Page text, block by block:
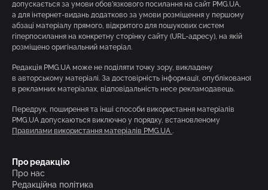
допускається за умови обов’язкового посилання на сайт PMG.UA,
а для інтернет-видань додатково за умови розміщення у першому
абзаці матеріалу прямого, відкритого для пошукових систем
гіперпосилання на конкретну сторінку сайту (URL-адресу), на якій
розміщено оригінальний матеріал.
Редакція PMG.UA може не поділяти точку зору, викладену
в авторському матеріалі. За достовірність інформації, опублікованої
в рекламних матеріалах, відповідальність несе рекламодавець.
Передрук, поширення та інші способи використання матеріалів
PMG.UA допускаються виключно у порядку, встановленому
Правилами використання матеріалів PMG.UA .
Про редакцію
Про нас
Редакційна політика